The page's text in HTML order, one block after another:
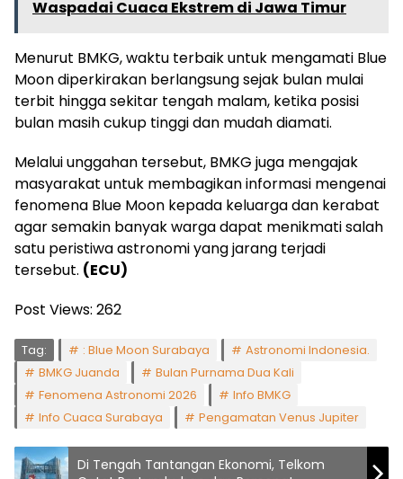
Waspadai Cuaca Ekstrem di Jawa Timur
Menurut BMKG, waktu terbaik untuk mengamati Blue
Moon diperkirakan berlangsung sejak bulan mulai
terbit hingga sekitar tengah malam, ketika posisi
bulan masih cukup tinggi dan mudah diamati.
Melalui unggahan tersebut, BMKG juga mengajak
masyarakat untuk membagikan informasi mengenai
fenomena Blue Moon kepada keluarga dan kerabat
agar semakin banyak warga dapat menikmati salah
satu peristiwa astronomi yang jarang terjadi
tersebut. (ECU)
Post Views: 262
Tag: : Blue Moon Surabaya
Astronomi Indonesia.
BMKG Juanda
Bulan Purnama Dua Kali
Fenomena Astronomi 2026
Info BMKG
Info Cuaca Surabaya
Pengamatan Venus Jupiter
Di Tengah Tantangan Ekonomi, Telkom